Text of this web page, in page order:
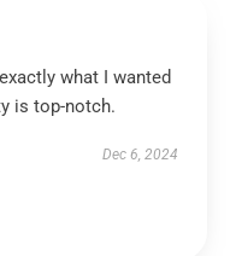
what I wanted
is top-notch.
Dec 6, 2024